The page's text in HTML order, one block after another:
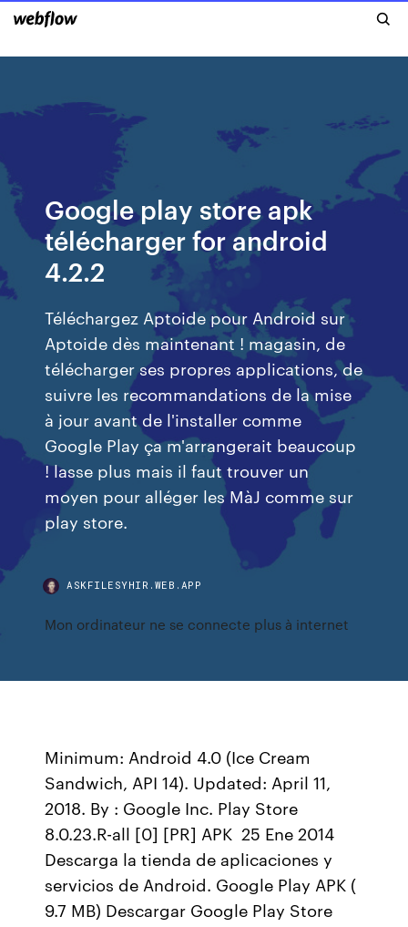
Google play store apk
télécharger for android
4.2.2
Téléchargez Aptoide pour Android sur
Aptoide dès maintenant ! magasin, de
télécharger ses propres applications, de
suivre les recommandations de la mise
à jour avant de l'installer comme
Google Play ça m'arrangerait beaucoup
! lasse plus mais il faut trouver un
moyen pour alléger les MàJ comme sur
play store.
ASKFILESYHIR.WEB.APP
Mon ordinateur ne se connecte plus à internet
Minimum: Android 4.0 (Ice Cream
Sandwich, API 14). Updated: April 11,
2018. By : Google Inc. Play Store
8.0.23.R-all [0] [PR] APK 25 Ene 2014
Descarga la tienda de aplicaciones y
servicios de Android. Google Play APK (
9.7 MB) Descargar Google Play Store